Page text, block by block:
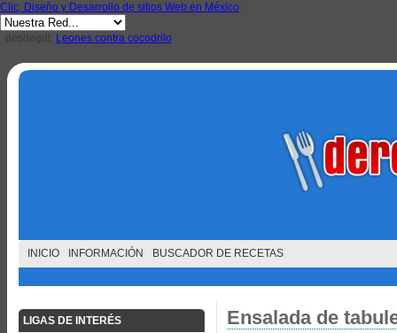
Clic, Diseño y Desarrollo de sitios Web en México ::
desdegdl: Leones contra cocodrilo
INICIO INFORMACIÓN BUSCADOR DE RECETAS
LIGAS DE INTERÉS Ensalada de